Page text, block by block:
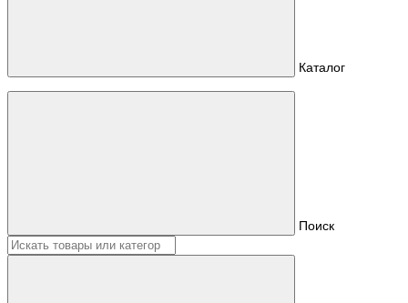
Каталог
Поиск